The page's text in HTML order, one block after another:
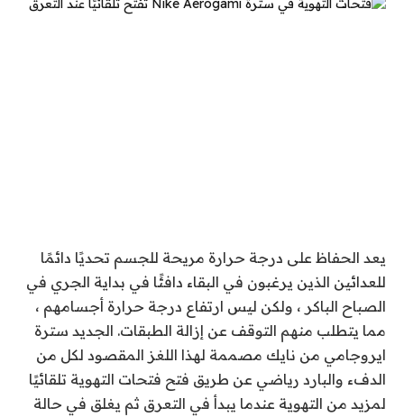
يعد الحفاظ على درجة حرارة مريحة للجسم تحديًا دائمًا
للعدائين الذين يرغبون في البقاء دافئًا في بداية الجري في
الصباح الباكر ، ولكن ليس ارتفاع درجة حرارة أجسامهم ،
مما يتطلب منهم التوقف عن إزالة الطبقات. الجديد سترة
ايروجامي من نايك مصممة لهذا اللغز المقصود لكل من
الدفء والبارد رياضي عن طريق فتح فتحات التهوية تلقائيًا
لمزيد من التهوية عندما يبدأ في التعرق ثم يغلق في حالة